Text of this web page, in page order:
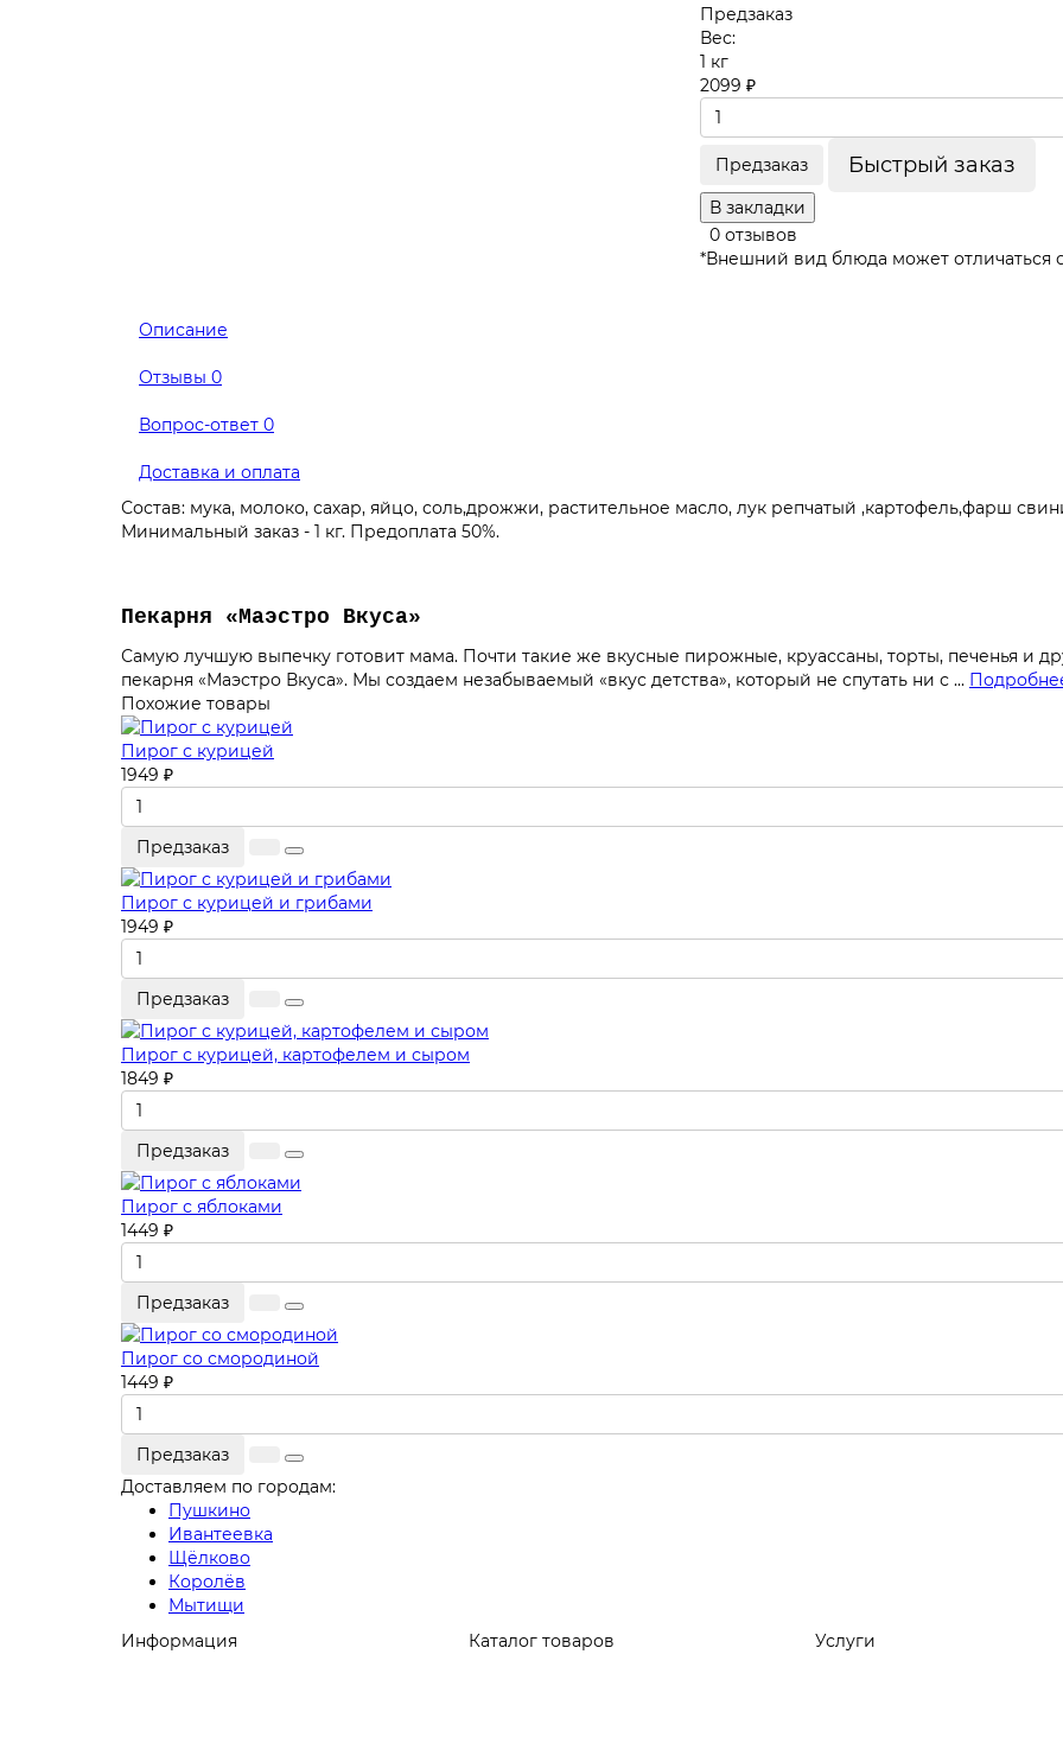
Предзаказ
Вес:
1 кг
2099 ₽
Предзаказ Быстрый заказ
В закладки
0 отзывов
*Внешний вид блюда может отличаться
Описание
Отзывы 0
Вопрос-ответ 0
Доставка и оплата
Состав: мука, молоко, сахар, яйцо, соль,дрожжи, растительное масло, лук репчатый ,картофель,фарш
Минимальный заказ - 1 кг. Предоплата 50%.
Пекарня «Маэстро Вкуса»
Самую лучшую выпечку готовит мама. Почти такие же вкусные пирожные, круассаны, торты, печенья и
пекарня «Маэстро Вкуса». Мы создаем незабываемый «вкус детства», который не спутать ни с ...
Похожие товары
Пирог с курицей
1949 ₽
Предзаказ
Пирог с курицей и грибами
1949 ₽
Предзаказ
Пирог с курицей, картофелем и сыром
1849 ₽
Предзаказ
Пирог с яблоками
1449 ₽
Предзаказ
Пирог со смородиной
1449 ₽
Предзаказ
Доставляем по городам:
Пушкино
Ивантеевка
Щёлково
Королёв
Мытищи
Информация
Каталог товаров Услуги